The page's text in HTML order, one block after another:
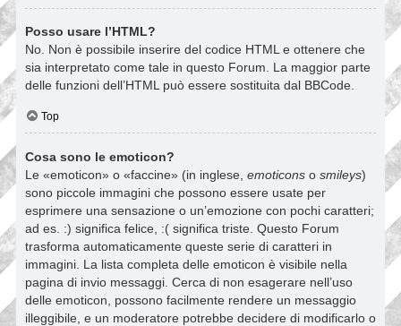
Posso usare l’HTML?
No. Non è possibile inserire del codice HTML e ottenere che
sia interpretato come tale in questo Forum. La maggior parte
delle funzioni dell’HTML può essere sostituita dal BBCode.
Top
Cosa sono le emoticon?
Le «emoticon» o «faccine» (in inglese, emoticons o smileys)
sono piccole immagini che possono essere usate per
esprimere una sensazione o un’emozione con pochi caratteri;
ad es. :) significa felice, :( significa triste. Questo Forum
trasforma automaticamente queste serie di caratteri in
immagini. La lista completa delle emoticon è visibile nella
pagina di invio messaggi. Cerca di non esagerare nell’uso
delle emoticon, possono facilmente rendere un messaggio
illeggibile, e un moderatore potrebbe decidere di modificarlo o